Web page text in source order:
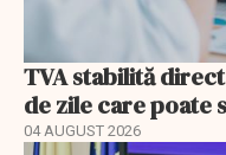
TVA stabilită
de zile care poate
04 AUGUST 2026